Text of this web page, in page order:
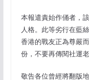
本報遣責始作俑者，
人格。此等劣行在藍
香港的戰友正為尊嚴
份，不要再傳閱社運
敬告各位曾經將翻版